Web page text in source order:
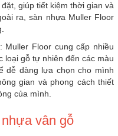
giúp tiết kiệm thời gian và
ra, sàn nhựa Muller Floor
Floor cung cấp nhiều
loại gỗ tự nhiên đến các màu
dễ dàng lựa chọn cho mình
gian và phong cách thiết
của mình.
vân gỗ